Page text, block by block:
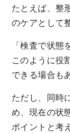
たとえば、整
のケアとして
「検査で状態
このように役
できる場合も
ただし、同時
め、現在の状
ポイントと考